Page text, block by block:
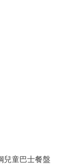
兒童巴士餐盤